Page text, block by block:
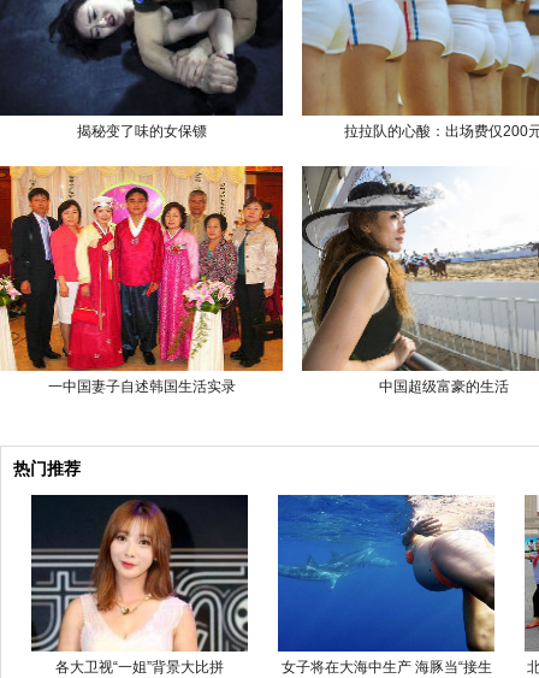
揭秘变了味的女保镖
一中国妻子自述韩国生活实录
拉拉队的心酸：出场费仅200
中国超级富豪的生活
热门推荐
各大卫视“一姐”背景大比拼
女子将在大海中生产 海豚当“接生